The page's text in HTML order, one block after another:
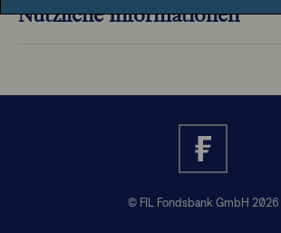
Nützliche Informationen
© FIL Fondsbank GmbH 2026